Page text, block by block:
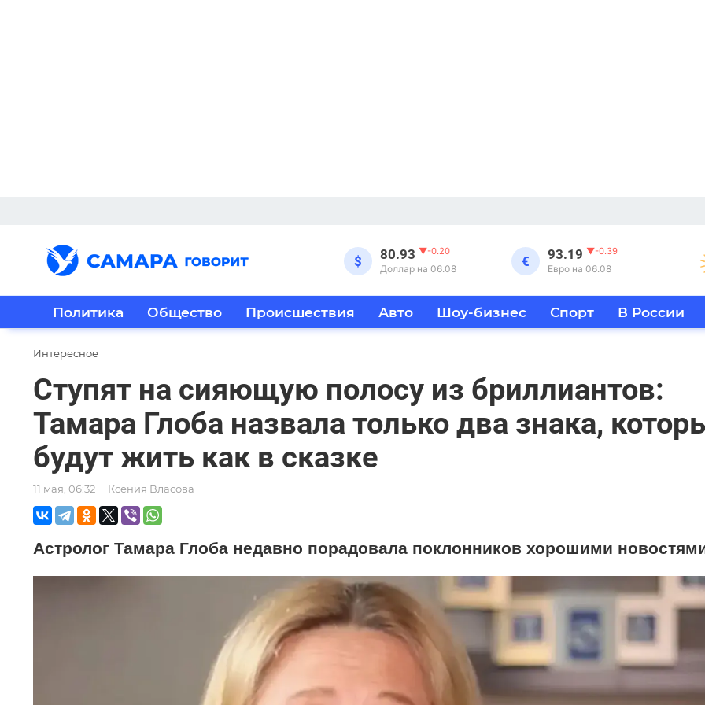
$ 80.93 ▼-0.20
Доллар на 06.08 € 93.19 ▼-0.39
Евро на 06.08
Политика Общество Происшествия Авто Шоу-бизнес Спорт В России
Интересное
Ступят на сияющую полосу из бриллиантов:
Тамара Глоба назвала только два знака,
будут жить как в сказке
11 мая, 06:32 Ксения Власова
Астролог Тамара Глоба недавно порадовала поклонников хорошими